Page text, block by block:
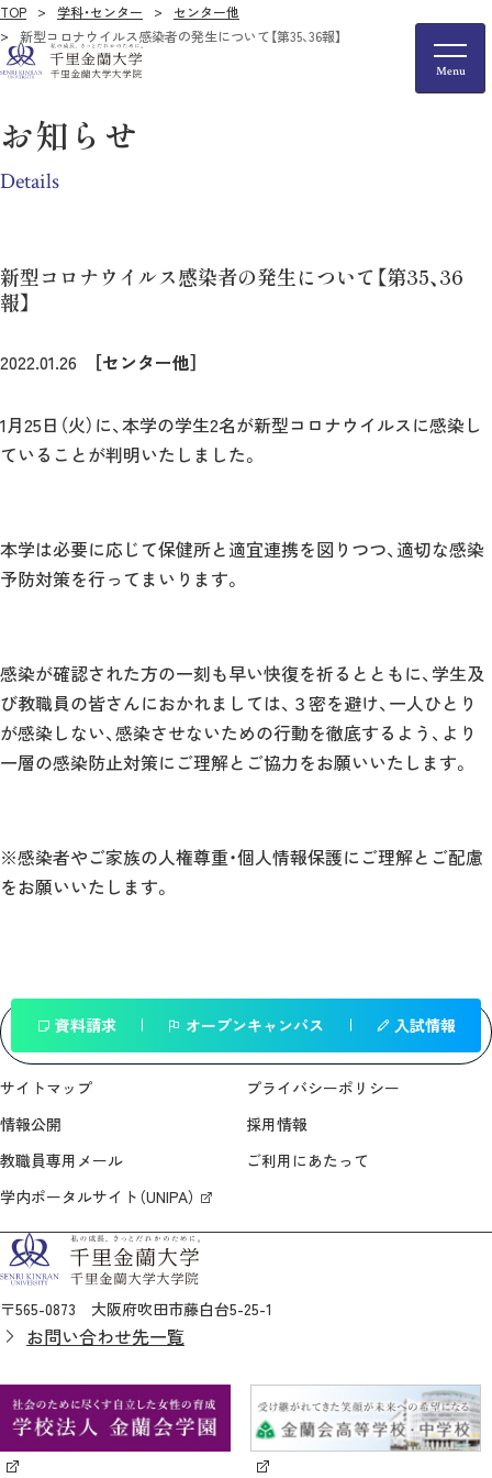
TOP 学科・センター
センター他
新型コロナウイルス感染者の発生について【第35、36報】
お知らせ
Details
新型コロナウイルス感染者の発生について【第35、36
報】
2022.01.26 ［センター他］
1月25日（火）に、本学の学生2名が新型コロナウイルスに感染し
ていることが判明いたしました。
本学は必要に応じて保健所と適宜連携を図りつつ、適切な感染
予防対策を行ってまいります。
感染が確認された方の一刻も早い快復を祈るとともに、学生及
び教職員の皆さんにおかれましては、３密を避け、一人ひとり
が感染しない、感染させないための行動を徹底するよう、より
一層の感染防止対策にご理解とご協力をお願いいたします。
※感染者やご家族の人権尊重・個人情報保護にご理解とご配慮
をお願いいたします。
一覧へ戻る
資料請求 オープンキャンパス 入試情報
サイトマップ
プライバシーポリシー
情報公開
採用情報
教職員専用メール
ご利用にあたって
学内ポータルサイト（UNIPA）
〒565-0873 大阪府吹田市藤白台5-25-1
お問い合わせ先一覧